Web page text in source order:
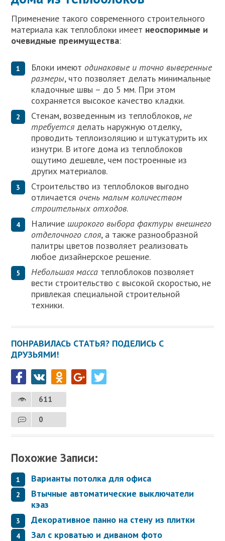
Применение такого современного строительного
материала как теплоблоки имеет неоспоримые и
очевидные преимущества:
Блоки имеют одинаковые и точно выверенные
размеры, что позволяет делать минимальные
кладочные швы – до 5 мм. При этом
сохраняется высокое качество кладки.
Стенам, возведенным из теплоблоков,не
требуется делать наружную отделку,
проводить теплоизоляцию и штукатурить их
изнутри. В итоге дома из теплоблоков
ощутимо дешевле, чем построенные из
других материалов.
Строительство из теплоблоков выгодно
отличается очень малым количеством
строительных отходов.
Наличие широкого выбора фактуры внешнего
отделочного слоя, а также разнообразной
палитры цветов позволяет реализовать
любое дизайнерское решение.
Небольшая масса теплоблоков позволяет
вести строительство с высокой скоростью, не
привлекая специальной строительной
техники.
ПОНРАВИЛАСЬ СТАТЬЯ? ПОДЕЛИСЬ С
ДРУЗЬЯМИ!
611
0
Похожие Записи:
Варианты потолка для офиса
Втычные автоматические выключатели
кэаз
Декоративное панно на стену из плитки
Зал с кроватью и диваном фото